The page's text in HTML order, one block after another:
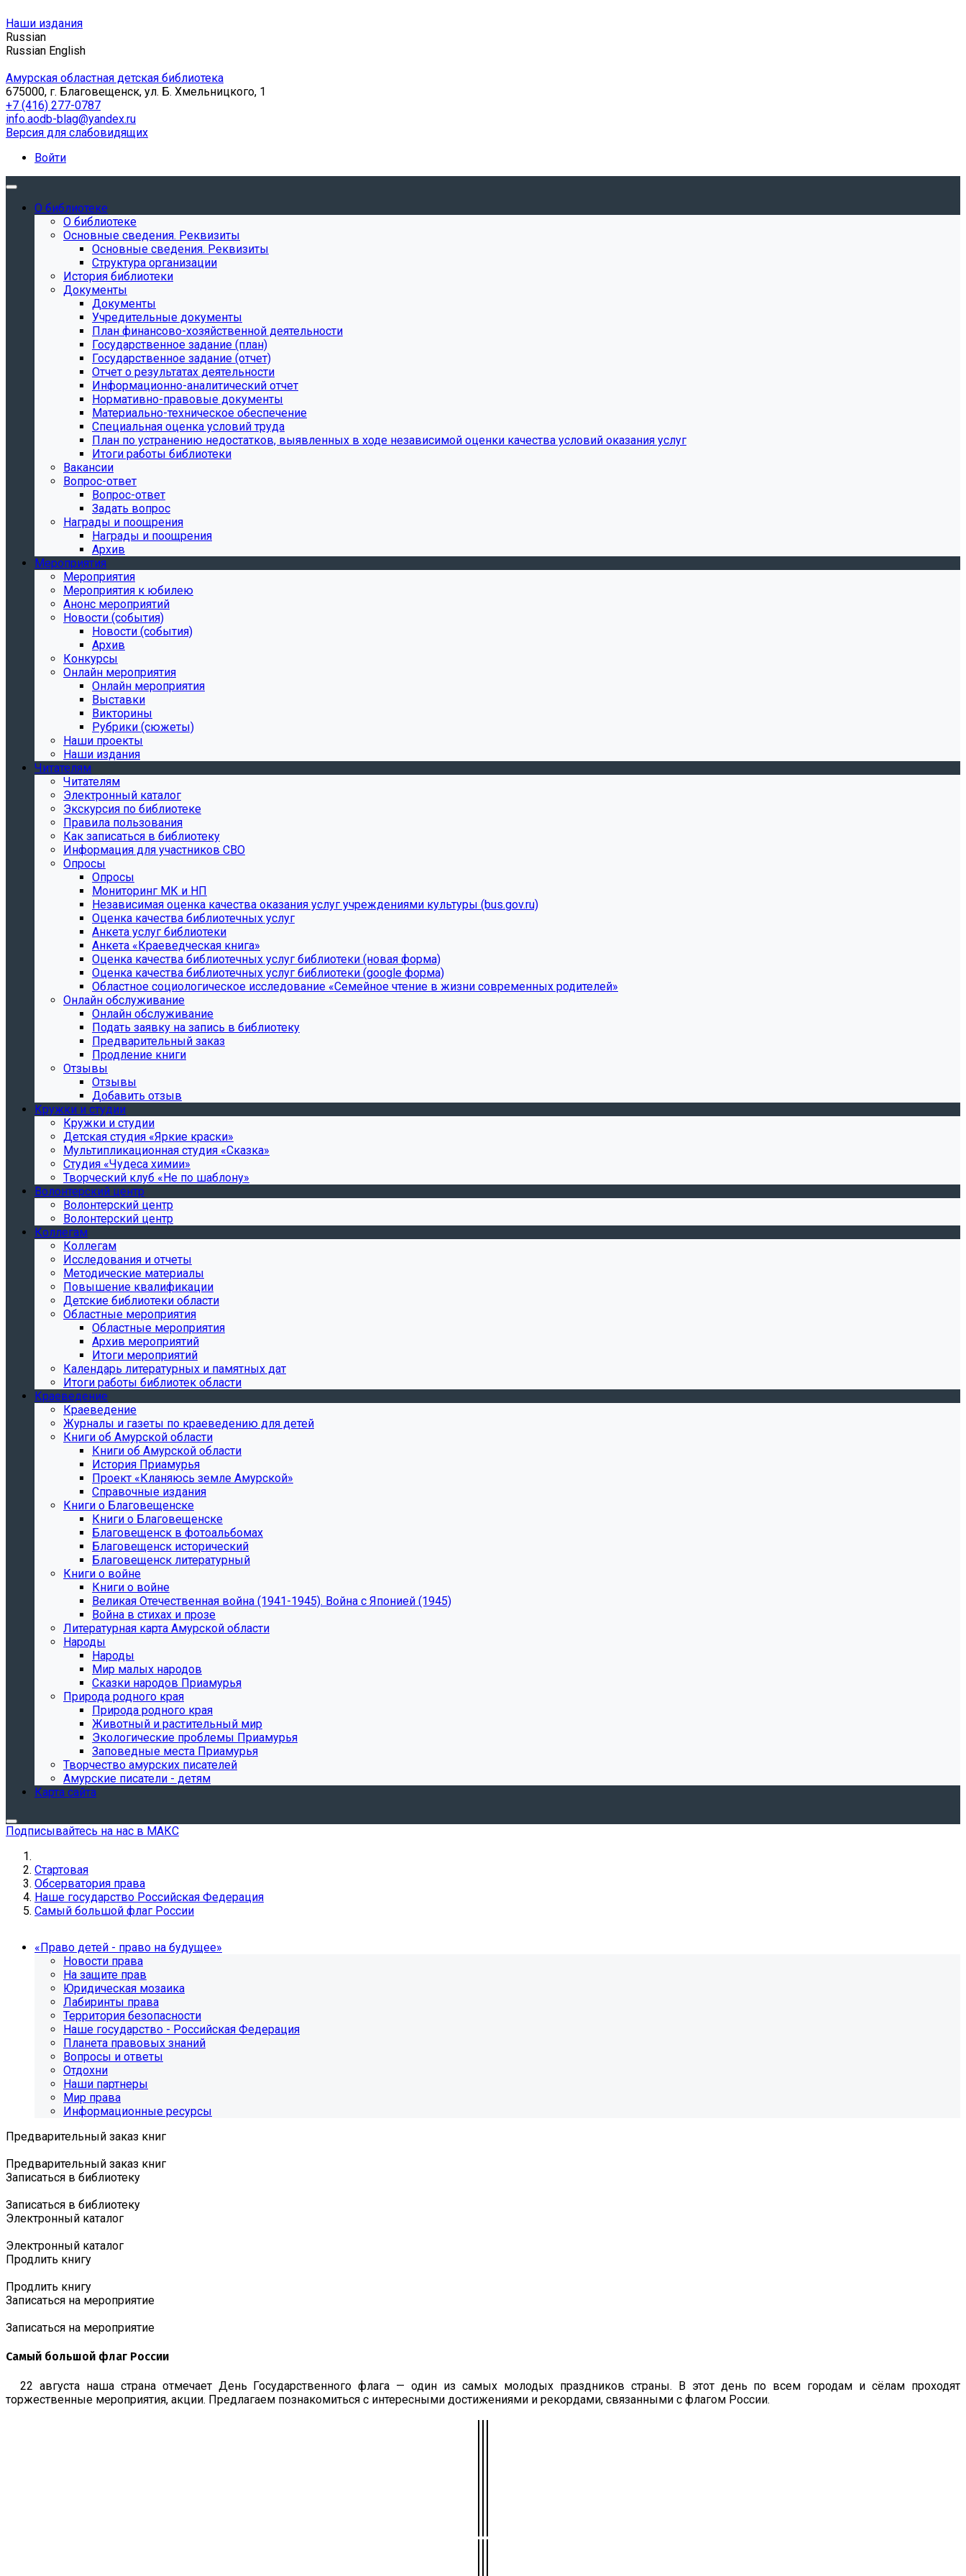
Наши издания
Russian
Russian English
Амурская областная детская библиотека
675000, г. Благовещенск, ул. Б. Хмельницкого, 1
+7 (416) 277-0787
info.aodb-blag@yandex.ru
Версия для слабовидящих
Войти
О библиотеке
О библиотеке
Основные сведения. Реквизиты
Основные сведения. Реквизиты
Структура организации
История библиотеки
Документы
Документы
Учредительные документы
План финансово-хозяйственной деятельности
Государственное задание (план)
Государственное задание (отчет)
Отчет о результатах деятельности
Информационно-аналитический отчет
Нормативно-правовые документы
Материально-техническое обеспечение
Специальная оценка условий труда
План по устранению недостатков, выявленных в ходе независимой оценки качества условий оказания услуг
Итоги работы библиотеки
Вакансии
Вопрос-ответ
Вопрос-ответ
Задать вопрос
Награды и поощрения
Награды и поощрения
Архив
Мероприятия
Мероприятия
Мероприятия к юбилею
Анонс мероприятий
Новости (события)
Новости (события)
Архив
Конкурсы
Онлайн мероприятия
Онлайн мероприятия
Выставки
Викторины
Рубрики (сюжеты)
Наши проекты
Наши издания
Читателям
Читателям
Электронный каталог
Экскурсия по библиотеке
Правила пользования
Как записаться в библиотеку
Информация для участников СВО
Опросы
Опросы
Мониторинг МК и НП
Независимая оценка качества оказания услуг учреждениями культуры (bus.gov.ru)
Оценка качества библиотечных услуг
Анкета услуг библиотеки
Анкета «Краеведческая книга»
Oценка качества библиотечных услуг библиотеки (новая форма)
Oценка качества библиотечных услуг библиотеки (google форма)
Областное социологическое исследование «Семейное чтение в жизни современных родителей»
Онлайн обслуживание
Онлайн обслуживание
Подать заявку на запись в библиотеку
Предварительный заказ
Продление книги
Отзывы
Отзывы
Добавить отзыв
Кружки и студии
Кружки и студии
Детская студия «Яркие краски»
Мультипликационная студия «Сказка»
Студия «Чудеса химии»
Творческий клуб «Не по шаблону»
Волонтерский центр
Волонтерский центр
Волонтерский центр
Коллегам
Коллегам
Исследования и отчеты
Методические материалы
Повышение квалификации
Детские библиотеки области
Областные мероприятия
Областные мероприятия
Архив мероприятий
Итоги мероприятий
Календарь литературных и памятных дат
Итоги работы библиотек области
Краеведение
Краеведение
Журналы и газеты по краеведению для детей
Книги об Амурской области
Книги об Амурской области
История Приамурья
Проект «Кланяюсь земле Амурской»
Справочные издания
Книги о Благовещенске
Книги о Благовещенске
Благовещенск в фотоальбомах
Благовещенск исторический
Благовещенск литературный
Книги о войне
Книги о войне
Великая Отечественная война (1941-1945). Война с Японией (1945)
Война в стихах и прозе
Литературная карта Амурской области
Народы
Народы
Мир малых народов
Сказки народов Приамурья
Природа родного края
Природа родного края
Животный и растительный мир
Экологические проблемы Приамурья
Заповедные места Приамурья
Творчество амурских писателей
Амурские писатели - детям
Карта сайта
Подписывайтесь на нас в МАКС
Стартовая
Обсерватория права
Наше государство Российская Федерация
Самый большой флаг России
«Право детей - право на будущее»
Новости права
На защите прав
Юридическая мозаика
Лабиринты права
Территория безопасности
Наше государство - Российская Федерация
Планета правовых знаний
Вопросы и ответы
Отдохни
Наши партнеры
Мир права
Информационные ресурсы
Предварительный заказ книг
Предварительный заказ книг
Записаться в библиотеку
Записаться в библиотеку
Электронный каталог
Электронный каталог
Продлить книгу
Продлить книгу
Записаться на мероприятие
Записаться на мероприятие
Самый большой флаг России
22 августа наша страна отмечает День Государственного флага — один из самых молодых праздников страны. В этот день по всем городам и сёлам проходят
торжественные мероприятия, акции. Предлагаем познакомиться с интересными достижениями и рекордами, связанными с флагом России.